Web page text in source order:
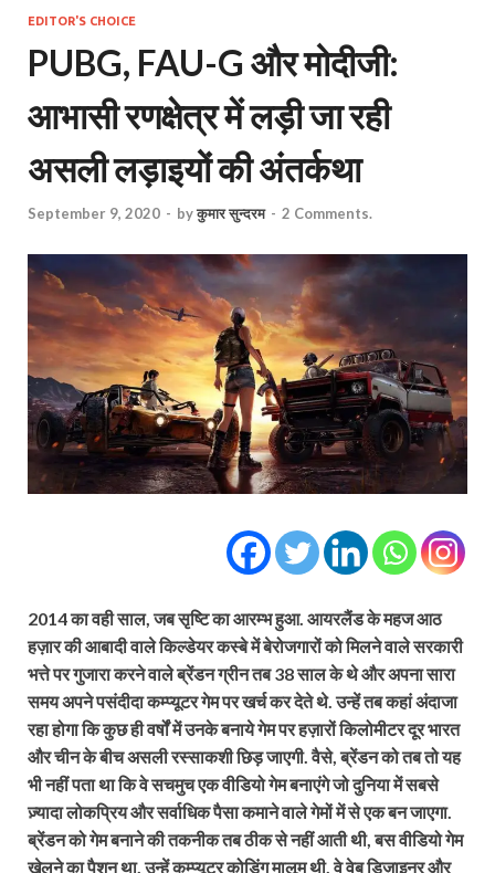
EDITOR'S CHOICE
PUBG, FAU-G और मोदीजी:
आभासी रणक्षेत्र में लड़ी जा रही
असली लड़ाइयों की अंतर्कथा
September 9, 2020 - byकुमार सुन्‍दरम - 2 Comments.
2014 का वही साल, जब सृष्टि का आरम्भ हुआ. आयरलैंड के महज आठ
हज़ार की आबादी वाले किल्डेयर कस्बे में बेरोजगारों को मिलने वाले सरकारी
भत्ते पर गुजारा करने वाले ब्रेंडन ग्रीन तब 38 साल के थे और अपना सारा
समय अपने पसंदीदा कम्प्यूटर गेम पर खर्च कर देते थे. उन्हें तब कहां अंदाजा
रहा होगा कि कुछ ही वर्षों में उनके बनाये गेम पर हज़ारों किलोमीटर दूर भारत
और चीन के बीच असली रस्साकशी छिड़ जाएगी. वैसे, ब्रेंडन को तब तो यह
भी नहीं पता था कि वे सचमुच एक वीडियो गेम बनाएंगे जो दुनिया में सबसे
ज़्यादा लोकप्रिय और सर्वाधिक पैसा कमाने वाले गेमों में से एक बन जाएगा.
ब्रेंडन को गेम बनाने की तकनीक तब ठीक से नहीं आती थी, बस वीडियो गेम
खेलने का पैशन था. उन्हें कम्प्यूटर कोडिंग मालूम थी, वे वेब डिज़ाइनर और